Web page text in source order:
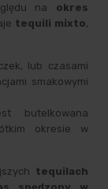
na okres
tequili mixto,
lub czasami
smakowymi
butelkowana
okresie w
tequilach